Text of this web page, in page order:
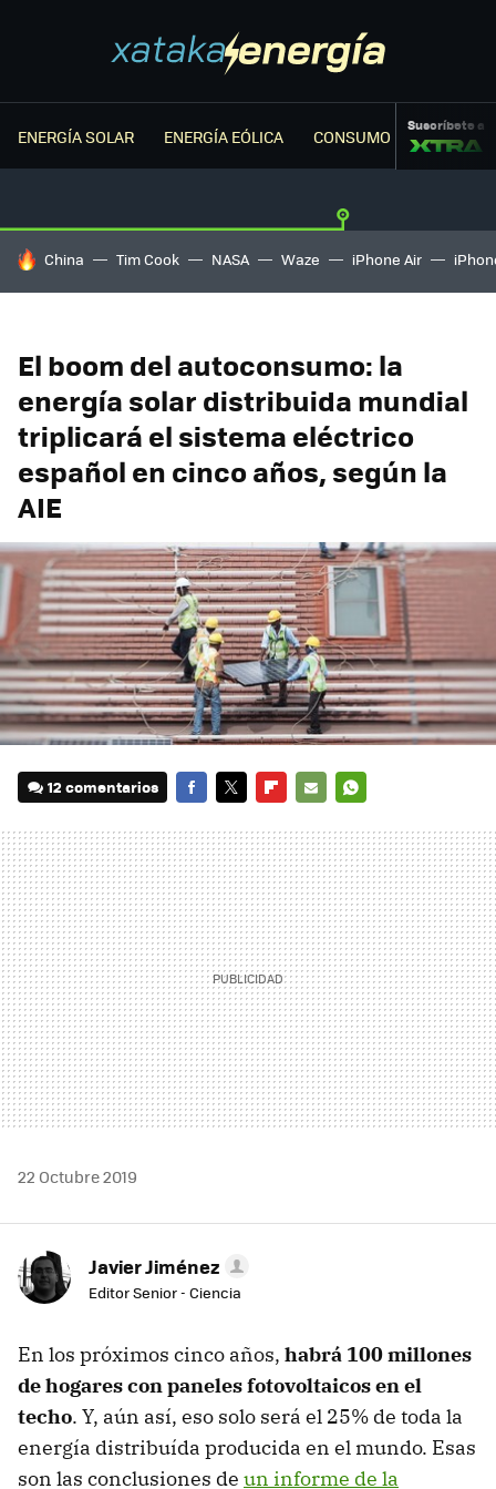
ENERGÍA SOLAR ENERGÍA EÓLICA CONSUMO ENERGÉTICO
Suscríbete a
HOY SE HABLA DE
China Tim Cook NASA Waze iPhone Air
El boom del autoconsumo: la
energía solar distribuida mundial
triplicará el sistema eléctrico
español en cinco años, según la
AIE
12 comentarios
MAIL
22 Octubre 2019
Javier Jiménez
Editor Senior - Ciencia
En los próximos cinco años, habrá 100 millones
de hogares con paneles fotovoltaicos en el
techo. Y, aún así, eso solo será el 25% de toda la
energía distribuída producida en el mundo. Esas
son las conclusiones de un informe de la